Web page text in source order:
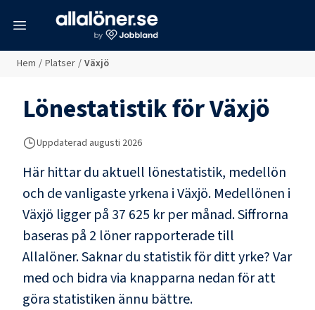
Hem / Platser / Växjö
Lönestatistik förVäxjö
Uppdaterad augusti 2026
Här hittar du aktuell lönestatistik, medellön
och de vanligaste yrkena iVäxjö. Medellönen i
Växjö ligger på 37 625 krper månad. Siffrorna
baseras på 2 löner rapporterade till
Allalöner. Saknar du statistik för ditt yrke? Var
med och bidra via knapparna nedan för att
göra statistiken ännu bättre.